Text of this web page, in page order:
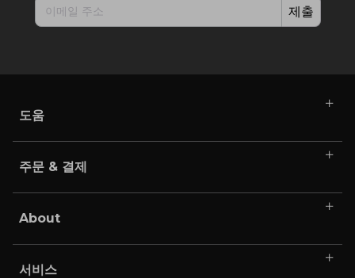
제출
도움
주문 & 결제
About
서비스